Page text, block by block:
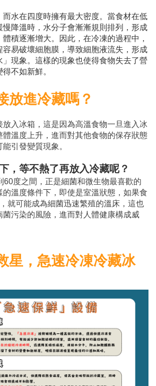
而水在四度時擁有最大密度。當食材在低
慢降溫時，水分子會漸漸規則排列，形成
積逐漸增大。因此，在冷凍的過程中，
容易破壞細胞膜，導致細胞液流失，形成
」現象。這樣的現象也使得食物失去了營
不如新鮮。
放進冷藏嗎？
放入冰箱，這是因為高溫食物一旦進入冰
體溫度上升，進而對其他食物的保存狀態
引發變質現象。
，等不熱了再放入冷藏呢？
60度之間，正是細菌和微生物最喜歡的
的溫度條件下，即使是室溫狀態，如果食
就可能成為細菌迅速繁殖的溫床，這也
菌污染的風險，進而對人體健康構成威
星，急速冷凍冷藏冰